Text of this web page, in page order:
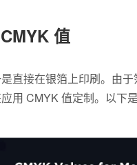
值
直接在银箔上印刷。由
用 CMYK 值定制。以下是